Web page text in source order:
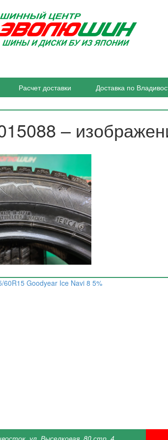
Расчет доставки Доставка по
–
60R15 Goodyear Ice Navi 8 5%
ул. Выселковая, 80 стр. 4